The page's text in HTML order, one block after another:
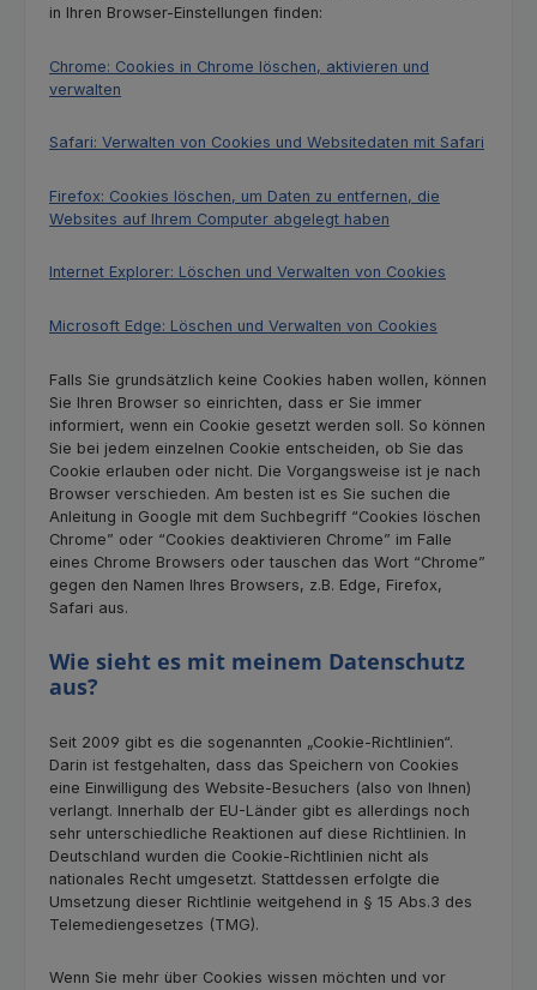
in Ihren Browser-Einstellungen finden:
Chrome: Cookies in Chrome löschen, aktivieren und
verwalten
Safari: Verwalten von Cookies und Websitedaten mit Safari
Firefox: Cookies löschen, um Daten zu entfernen, die
Websites auf Ihrem Computer abgelegt haben
Internet Explorer: Löschen und Verwalten von Cookies
Microsoft Edge: Löschen und Verwalten von Cookies
Falls Sie grundsätzlich keine Cookies haben wollen, können
Sie Ihren Browser so einrichten, dass er Sie immer
informiert, wenn ein Cookie gesetzt werden soll. So können
Sie bei jedem einzelnen Cookie entscheiden, ob Sie das
Cookie erlauben oder nicht. Die Vorgangsweise ist je nach
Browser verschieden. Am besten ist es Sie suchen die
Anleitung in Google mit dem Suchbegriff “Cookies löschen
Chrome” oder “Cookies deaktivieren Chrome” im Falle
eines Chrome Browsers oder tauschen das Wort “Chrome”
gegen den Namen Ihres Browsers, z.B. Edge, Firefox,
Safari aus.
Wie sieht es mit meinem Datenschutz
aus?
Seit 2009 gibt es die sogenannten „Cookie-Richtlinien“.
Darin ist festgehalten, dass das Speichern von Cookies
eine Einwilligung des Website-Besuchers (also von Ihnen)
verlangt. Innerhalb der EU-Länder gibt es allerdings noch
sehr unterschiedliche Reaktionen auf diese Richtlinien. In
Deutschland wurden die Cookie-Richtlinien nicht als
nationales Recht umgesetzt. Stattdessen erfolgte die
Umsetzung dieser Richtlinie weitgehend in § 15 Abs.3 des
Telemediengesetzes (TMG).
Wenn Sie mehr über Cookies wissen möchten und vor